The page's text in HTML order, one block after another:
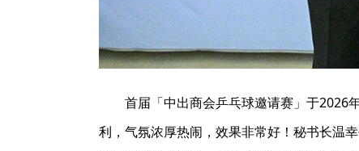
首届「中出商会乒乓球邀请赛」于2026
利，气氛浓厚热闹，效果非常好！秘书长温